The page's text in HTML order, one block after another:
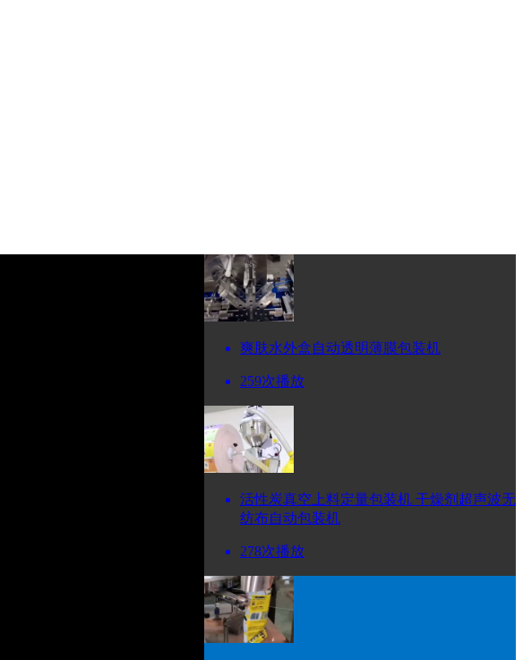
爽肤水外盒自动透明薄膜包装机
259次播放
活性炭真空上料定量包装机 干燥剂超声波无
纺布自动包装机
278次播放